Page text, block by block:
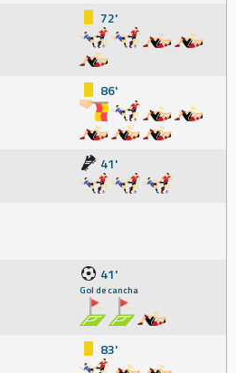
72'
86'
41'
41'
Gol de cancha
83'